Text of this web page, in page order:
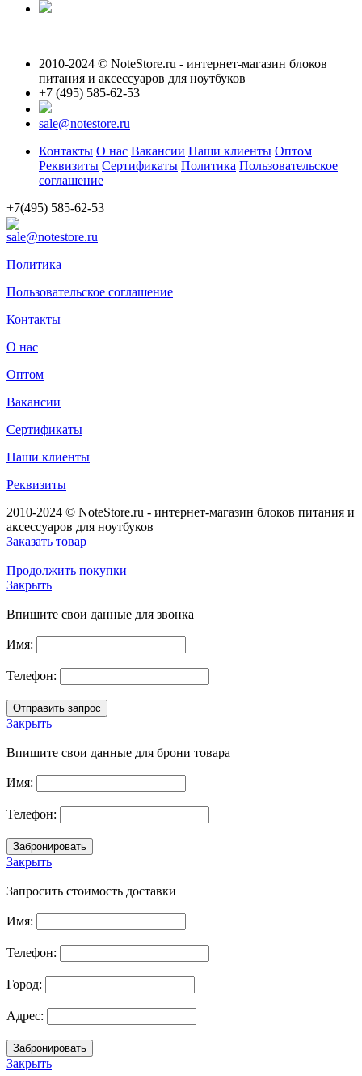
2010-2024 © NoteStore.ru - интернет-магазин блоков
питания и аксессуаров для ноутбуков
+7 (495) 585-62-53
sale@notestore.ru
Контакты О нас Вакансии Наши клиенты Оптом
Реквизиты Сертификаты Политика Пользовательское
соглашение
+7(495) 585-62-53
sale@notestore.ru
Политика
Пользовательское соглашение
Контакты
О нас
Оптом
Вакансии
Сертификаты
Наши клиенты
Реквизиты
2010-2024 © NoteStore.ru - интернет-магазин блоков питания и
аксессуаров для ноутбуков
Заказать товар
Продолжить покупки
Закрыть
Впишите свои данные для звонка
Имя:
Телефон:
Закрыть
Впишите свои данные для брони товара
Имя:
Телефон:
Закрыть
Запросить стоимость доставки
Имя:
Телефон:
Город:
Адрес:
Закрыть